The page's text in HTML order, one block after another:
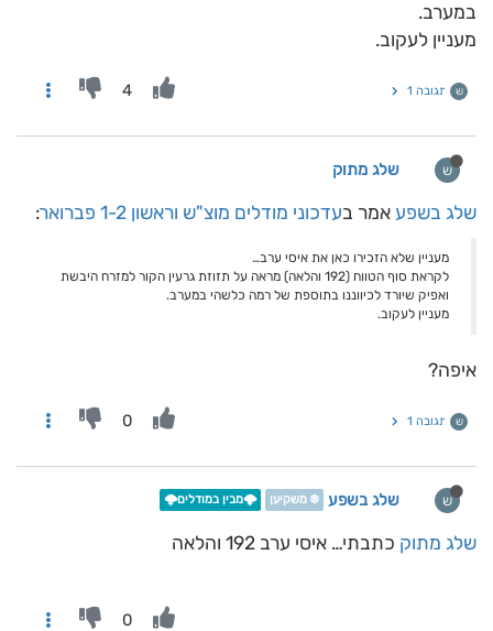
במערב.
מעניין לעקוב.
ש תגובה 1 4
ש שלג מתוק
שלג בשפע אמר בעדכוני מודלים מוצ"ש וראשון 1-2 פברואר :
מעניין שלא הזכירו כאן את איסי ערב…
לקראת סוף הטווח (192 והלאה) מראה על תזוזת גרעין הקור למזרח היבשת
ואפיק שיורד לכיווננו בתוספת של רמה כלשהי במערב.
מעניין לעקוב.
איפה?
ש תגובה 1 0
ש שלג בשפע ❄️ משקיען 🌩️מבין במודלים🌩️
שלג מתוק כתבתי… איסי ערב 192 והלאה
0